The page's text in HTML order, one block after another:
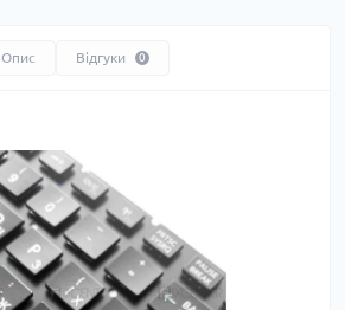
Опис Відгуки 0